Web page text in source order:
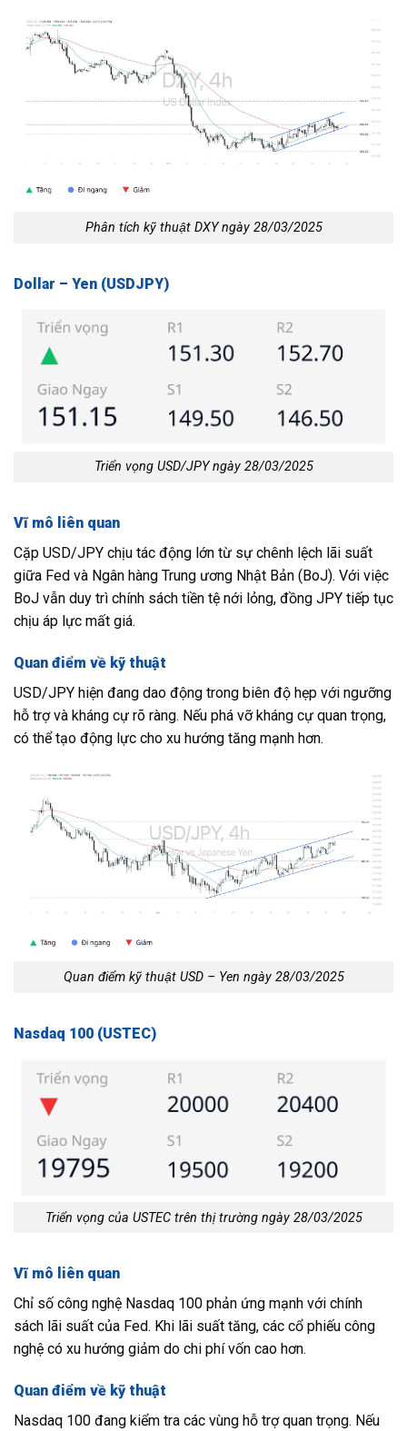
Phân tích kỹ thuật DXY ngày 28/03/2025
Dollar – Yen (USDJPY)
Triển vọng USD/JPY ngày 28/03/2025
Vĩ mô liên quan
Cặp USD/JPY chịu tác động lớn từ sự chênh lệch lãi suất
giữa Fed và Ngân hàng Trung ương Nhật Bản (BoJ). Với việc
BoJ vẫn duy trì chính sách tiền tệ nới lỏng, đồng JPY tiếp tục
chịu áp lực mất giá.
Quan điểm về kỹ thuật
USD/JPY hiện đang dao động trong biên độ hẹp với ngưỡng
hỗ trợ và kháng cự rõ ràng. Nếu phá vỡ kháng cự quan trọng,
có thể tạo động lực cho xu hướng tăng mạnh hơn.
Quan điểm kỹ thuật USD – Yen ngày 28/03/2025
Nasdaq 100 (USTEC)
Triển vọng của USTEC trên thị trường ngày 28/03/2025
Vĩ mô liên quan
Chỉ số công nghệ Nasdaq 100 phản ứng mạnh với chính
sách lãi suất của Fed. Khi lãi suất tăng, các cổ phiếu công
nghệ có xu hướng giảm do chi phí vốn cao hơn.
Quan điểm về kỹ thuật
Nasdaq 100 đang kiểm tra các vùng hỗ trợ quan trọng. Nếu